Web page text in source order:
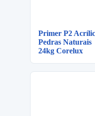
Primer P2
Pedras Naturais
24kg Corelux